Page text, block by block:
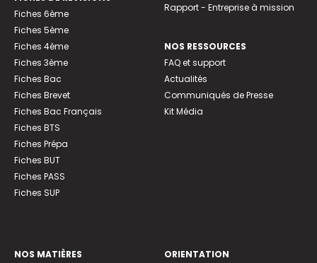
Fiches 6ème
Fiches 5ème
Fiches 4ème
Fiches 3ème
Fiches Bac
Fiches Brevet
Fiches Bac Français
Fiches BTS
Fiches Prépa
Fiches BUT
Fiches PASS
Fiches SUP
Rapport - Entreprise à mission
NOS RESSOURCES
FAQ et support
Actualités
Communiqués de Presse
Kit Média
NOS MATIÈRES
ORIENTATION